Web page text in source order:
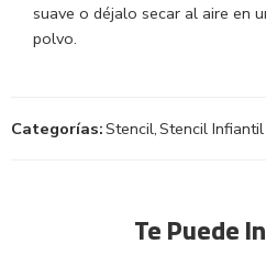
suave o déjalo secar al aire en
polvo.
Categorías:Stencil,Stencil Infiantil
Te Puede